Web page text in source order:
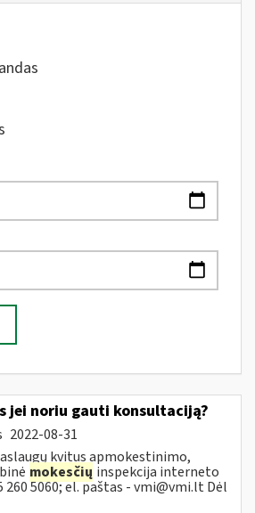
jei noriu gauti konsultaciją?
2022-08-31
kvitus apmokestinimo,
mokesčių inspekcija interneto
5060; el. paštas -vmi@vmi.ltDėl